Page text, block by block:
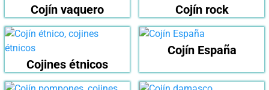
Cojín vaquero Cojín rock
Cojines étnicos
Cojín España